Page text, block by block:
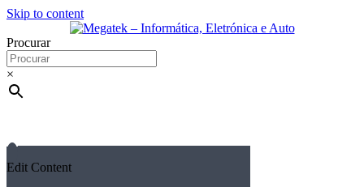
Skip to content
Procurar
×
Edit Content